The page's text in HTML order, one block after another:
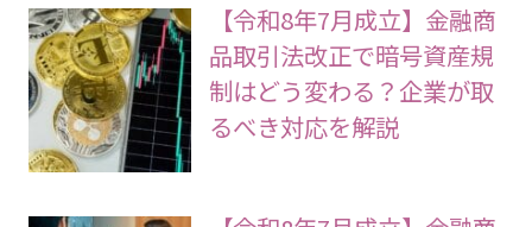
【令和8年7月成立】金融商
品取引法改正で暗号資産規
制はどう変わる？企業が取
るべき対応を解説